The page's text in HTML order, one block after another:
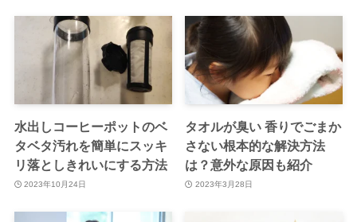
水出しコーヒーポットのベ
タベタ汚れを簡単にスッキ
リ落としきれいにする方法
2023年10月24日
タオルが臭い 香りでごまか
さない根本的な解決方法
は？意外な原因も紹介
2023年3月28日